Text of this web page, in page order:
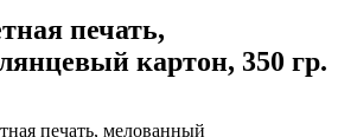
печать,
картон, 350 гр.